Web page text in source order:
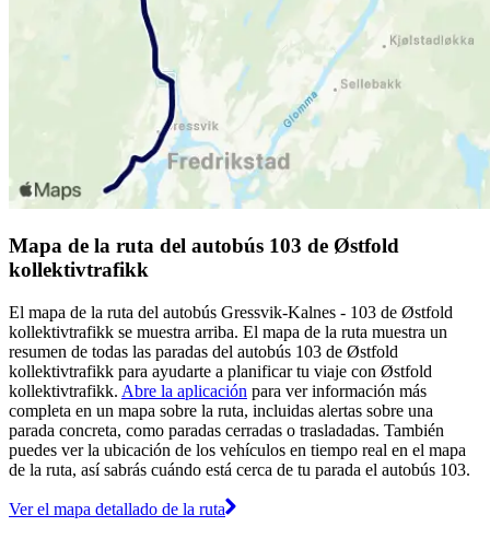
Mapa de la ruta del autobús 103 de Østfold
kollektivtrafikk
El mapa de la ruta del autobús Gressvik-Kalnes - 103 de Østfold
kollektivtrafikk se muestra arriba. El mapa de la ruta muestra un
resumen de todas las paradas del autobús 103 de Østfold
kollektivtrafikk para ayudarte a planificar tu viaje con Østfold
kollektivtrafikk. Abre la aplicación para ver información más
completa en un mapa sobre la ruta, incluidas alertas sobre una
parada concreta, como paradas cerradas o trasladadas. También
puedes ver la ubicación de los vehículos en tiempo real en el mapa
de la ruta, así sabrás cuándo está cerca de tu parada el autobús 103.
Ver el mapa detallado de la ruta